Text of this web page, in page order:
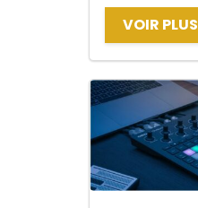
VOIR PLUS